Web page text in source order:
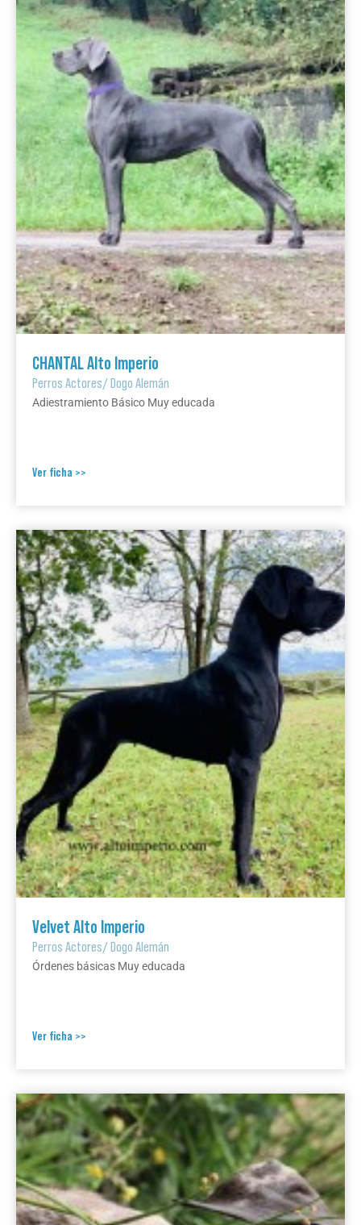
CHANTAL Alto Imperio
Perros Actores/Dogo Alemán
Adiestramiento Básico Muy educada
Ver ficha >>
Velvet Alto Imperio
Perros Actores/Dogo Alemán
Órdenes básicas Muy educada
Ver ficha >>